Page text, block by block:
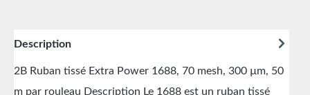
Description
2B Ruban tissé Extra Power 1688, 70 mesh, 300 µm, 50
m par rouleau Description Le 1688 est un ruban tissé